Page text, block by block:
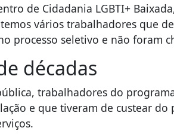
de Cidadania LGBTI+
vários trabalhadores que
processo seletivo e não foram
décadas
trabalhadores do
e que tiveram de custear